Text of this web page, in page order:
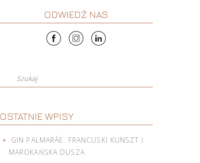
ODWIEDŹ NAS
Szukaj
OSTATNIE WPISY
GIN PALMARÁE: FRANCUSKI KUNSZT I
MAROKAŃSKA DUSZA